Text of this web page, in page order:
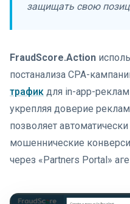
защищать свою
FraudScore.Action
постанализа CPA-
трафик для in-app-
укрепляя доверие
позволяет
мошеннические
через «Partners Portal»